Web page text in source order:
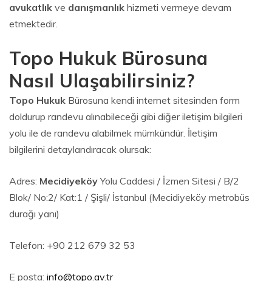
avukatlık ve danışmanlık hizmeti vermeye devam
etmektedir.
Topo Hukuk Bürosuna
Nasıl Ulaşabilirsiniz?
Topo Hukuk Bürosuna kendi internet sitesinden form
doldurup randevu alınabileceği gibi diğer iletişim bilgileri
yolu ile de randevu alabilmek mümkündür. İletişim
bilgilerini detaylandıracak olursak:
Adres: MecidiyeköyYolu Caddesi / İzmen Sitesi / B/2
Blok/ No:2/ Kat:1 / Şişli/ İstanbul (Mecidiyeköy metrobüs
durağı yanı)
Telefon: +90 212 679 32 53
E posta: info@topo.av.tr